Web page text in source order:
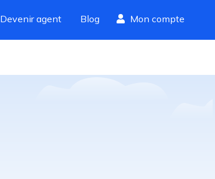
Devenir agent Blog Mon compte